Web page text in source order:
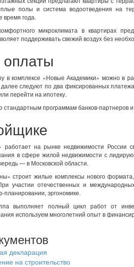
полы и система водоотведения на
время года.
микроклимата в квартирах
поддерживать свежий воздух без
в комплексе «Новые Академики» можно в
следуют по два фиксированных
перейти на ипотеку.
стандартным программам банков-партнеров
работает на рынке недвижимости
в сфере жилой недвижимости с
— в Московской области.
строит жилые комплексы нового
участии отечественных и
эргономике.
выполняет полный цикл работ от
используем многолетний опыт в
декларация
на строительство